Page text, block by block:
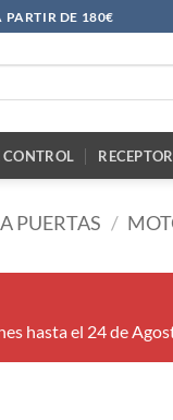
PARTIR DE 180€
CONTROL
PUERTAS /
hasta el 24 de